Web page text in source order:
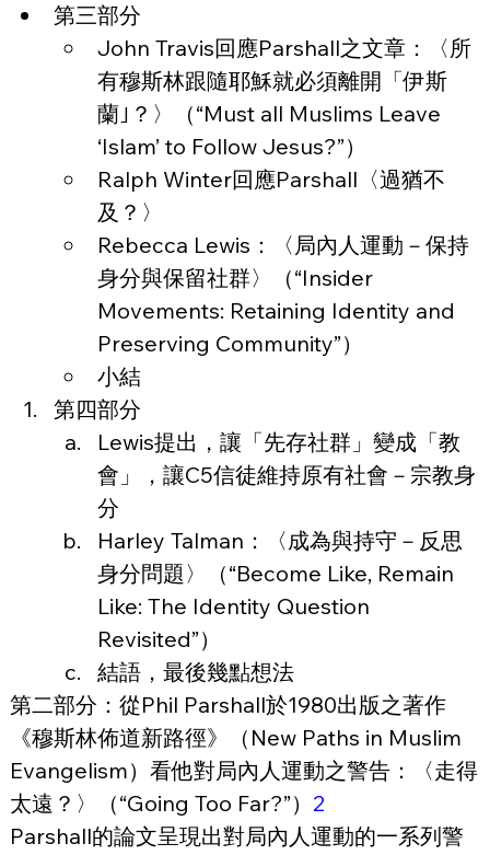
第三部分
John Travis回應Parshall之文章：〈所
有穆斯林跟隨耶穌就必須離開「伊斯
蘭｣？〉（“Must all Muslims Leave
‘Islam’ to Follow Jesus?”）
Ralph Winter回應Parshall〈過猶不
及？〉
Rebecca Lewis：〈局內人運動－保持
身分與保留社群〉（“Insider
Movements: Retaining Identity and
Preserving Community”）
小結
第四部分
Lewis提出，讓「先存社群」變成「教
會」，讓C5信徒維持原有社會－宗教身
分
Harley Talman：〈成為與持守－反思
身分問題〉（“Become Like, Remain
Like: The Identity Question
Revisited”）
結語，最後幾點想法
第二部分：從Phil Parshall於1980出版之著作
《穆斯林佈道新路徑》（New Paths in Muslim
Evangelism）看他對局內人運動之警告：〈走得
太遠？〉（“Going Too Far?”） 2
Parshall的論文呈現出對局內人運動的一系列警